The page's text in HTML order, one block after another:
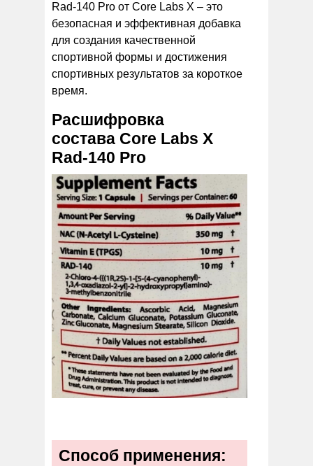
Rad-140 Pro от Core Labs X – это
безопасная и эффективная добавка
для создания качественной
спортивной формы и достижения
спортивных результатов за короткое
время.
Расшифровка
состава Core Labs X
Rad-140 Pro
Способ применения: